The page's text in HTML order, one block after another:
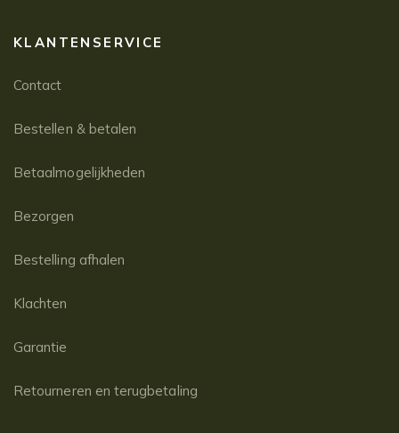
KLANTENSERVICE
Contact
Bestellen & betalen
Betaalmogelijkheden
Bezorgen
Bestelling afhalen
Klachten
Garantie
Retourneren en terugbetaling